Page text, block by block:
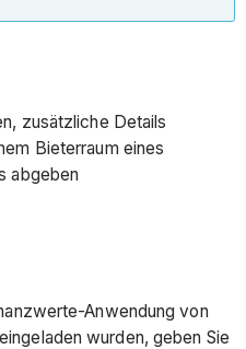
zusätzliche Details
Bieterraum eines
abgeben
Anwendung von
wurden, geben Sie